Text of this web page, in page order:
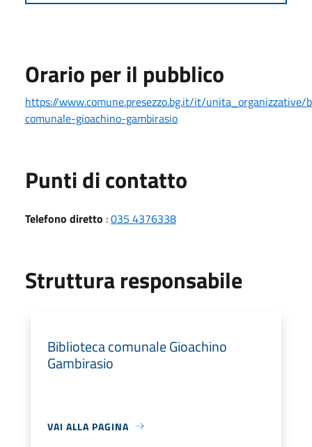
Orario per il pubblico
https://www.comune.presezzo.bg.it/it/unita_organizzative/
comunale-gioachino-gambirasio
Punti di contatto
Telefono diretto :035 4376338
Struttura responsabile
Biblioteca comunale Gioachino
Gambirasio
VAI ALLA PAGINA